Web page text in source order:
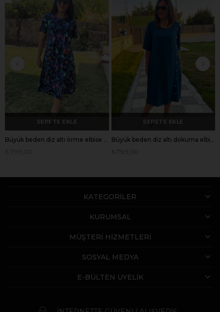
SEPETE EKLE
Büyük beden diz altı örme elbise -bge120
SEPETE EKLE
Büyük beden diz altı dokuma elbise -bge125
KATEGORİLER
KURUMSAL
MÜŞTERİ HİZMETLERİ
SOSYAL MEDYA
E-BÜLTEN ÜYELİK